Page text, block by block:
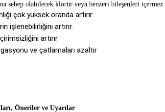
sebep olabilecek klorür veya benzeri bileşenleri içermez.
çok yüksek oranda artırır
işlenebilirliğini artırır.
artırır
ve çatlamaları azaltır
Öneriler ve Uyarılar